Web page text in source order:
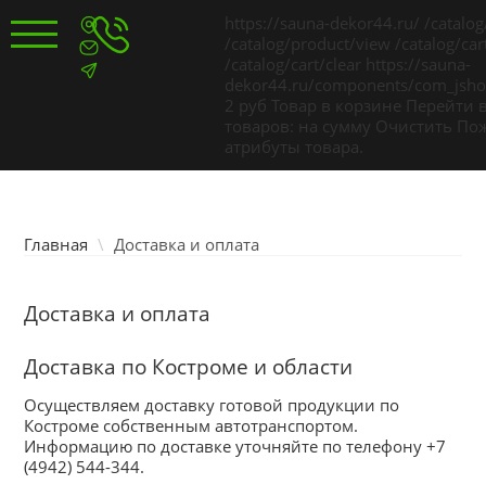
TPL_PROTOSTAR_TOGGLE_MENU
Каталог товаров
Услуги
Цены
Доставка и оплата
Для покупателей
https://sauna-dekor44.ru/ /
/catalog/product/view /catalog/
/catalog/cart/clear
https://sauna-
dekor44.ru/components/
2 руб Товар в корзине Перейти
товаров: на сумму Очистить
атрибуты товара.
Главная \ Доставка и оплата
Доставка и оплата
Доставка по Костроме и области
Осуществляем доставку готовой продукции по
Костроме собственным автотранспортом.
Информацию по доставке уточняйте по телефону+7
(4942) 544-344.